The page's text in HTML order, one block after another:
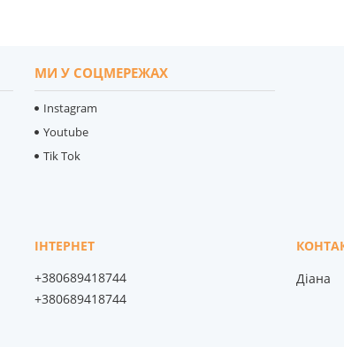
МИ У СОЦМЕРЕЖАХ
Instagram
Youtube
Tik Tok
+380689418744
+380689418744
Діана